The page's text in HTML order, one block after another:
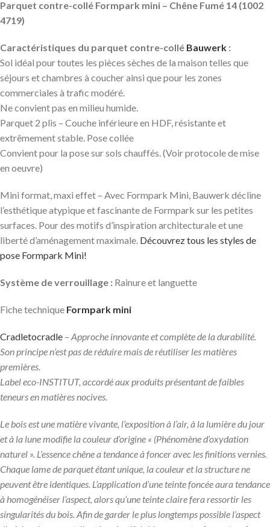
Parquet contre-collé Formpark mini – Chêne Fumé 14 (1002
4719)
Caractéristiques du parquet contre-collé Bauwerk :
Sol idéal pour toutes les pièces sèches de la maison telles que
séjours et chambres à coucher ainsi que pour les zones
commerciales à trafic modéré.
Ne convient pas en milieu humide.
Parquet 2 plis – Couche inférieure en HDF, résistante et
extrêmement stable. Pose collée
Convient pour la pose sur sols chauffés. (Voir protocole de mise
en oeuvre)
Mini format, maxi effet – Avec Formpark Mini, Bauwerk décline
l’esthétique atypique et fascinante de Formpark sur les petites
surfaces. Pour des motifs d’inspiration architecturale et une
liberté d’aménagement maximale. Découvrez tous les styles de
pose Formpark Mini!
Système de verrouillage : Rainure et languette
Fiche technique Formpark mini
Cradletocradle – Approche innovante et complète de la durabilité.
Son principe n’est pas de réduire mais de réutiliser les matières
premières.
Label eco-INSTITUT, accordé aux produits présentant de faibles
teneurs en matières nocives.
Le bois est une matière vivante, l’exposition à l’air, à la lumière du jour
et à la lune modifie la couleur d’origine « (Phénomène d’oxydation
naturel ». L’essence chêne a tendance à foncer avec les finitions vernies.
Chaque lame de parquet étant unique, la couleur et la structure ne
peuvent être identiques. L’application d’une teinte foncée aura tendance
à homogénéiser l’aspect, alors qu’une teinte claire fera ressortir les
singularités du bois. Afin de garder le plus longtemps possible l’aspect